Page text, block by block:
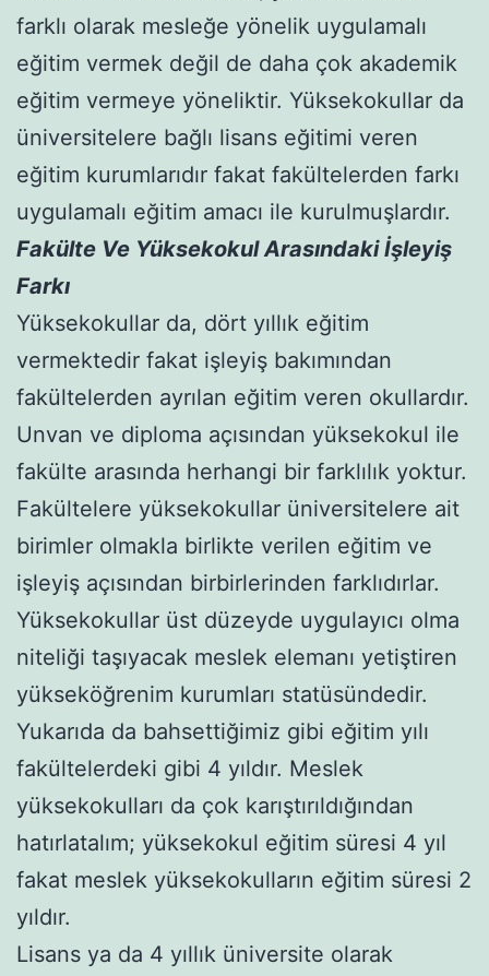
farklı olarak mesleğe yönelik uygulamalı
eğitim vermek değil de daha çok akademik
eğitim vermeye yöneliktir. Yüksekokullar da
üniversitelere bağlı lisans eğitimi veren
eğitim kurumlarıdır fakat fakültelerden farkı
uygulamalı eğitim amacı ile kurulmuşlardır.
Fakülte Ve Yüksekokul Arasındaki İşleyiş
Farkı
Yüksekokullar da, dört yıllık eğitim
vermektedir fakat işleyiş bakımından
fakültelerden ayrılan eğitim veren okullardır.
Unvan ve diploma açısından yüksekokul ile
fakülte arasında herhangi bir farklılık yoktur.
Fakültelere yüksekokullar üniversitelere ait
birimler olmakla birlikte verilen eğitim ve
işleyiş açısından birbirlerinden farklıdırlar.
Yüksekokullar üst düzeyde uygulayıcı olma
niteliği taşıyacak meslek elemanı yetiştiren
yükseköğrenim kurumları statüsündedir.
Yukarıda da bahsettiğimiz gibi eğitim yılı
fakültelerdeki gibi 4 yıldır. Meslek
yüksekokulları da çok karıştırıldığından
hatırlatalım; yüksekokul eğitim süresi 4 yıl
fakat meslek yüksekokulların eğitim süresi 2
yıldır.
Lisans ya da 4 yıllık üniversite olarak